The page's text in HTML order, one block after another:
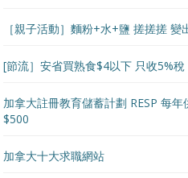
［親子活動］麵粉+水+鹽 搓搓搓 變
[節流］安省買熟食$4以下 只收5%稅
加拿大註冊教育儲蓄計劃 RESP 每
$500
加拿大十大求職網站